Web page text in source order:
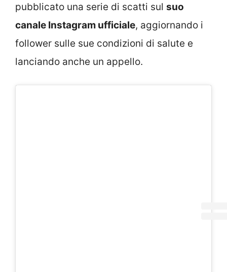
pubblicato una serie di scatti sul suo
canale Instagram ufficiale, aggiornando i
follower sulle sue condizioni di salute e
lanciando anche un appello.